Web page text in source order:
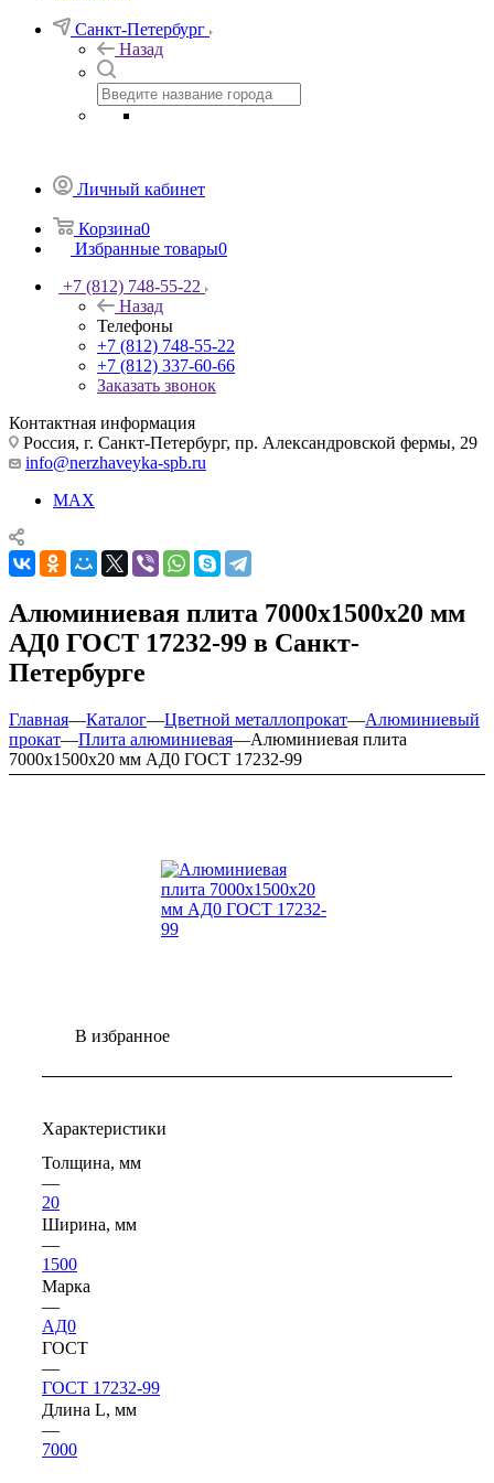
Санкт-Петербург
Назад
Личный кабинет
Корзина0
Избранные товары0
+7 (812) 748-55-22
Назад
Телефоны
+7 (812) 748-55-22
+7 (812) 337-60-66
Заказать звонок
Контактная информация
Россия, г. Санкт-Петербург, пр. Александровской фермы, 29
info@nerzhaveyka-spb.ru
MAX
Алюминиевая плита 7000х1500х20 мм
АД0 ГОСТ 17232-99 в Санкт-
Петербурге
Главная—Каталог—Цветной металлопрокат—Алюминиевый
прокат—Плита алюминиевая—Алюминиевая плита
7000х1500х20 мм АД0 ГОСТ 17232-99
В избранное
Характеристики
Толщина, мм
—
20
Ширина, мм
—
1500
Марка
—
АД0
ГОСТ
—
ГОСТ 17232-99
Длина L, мм
—
7000